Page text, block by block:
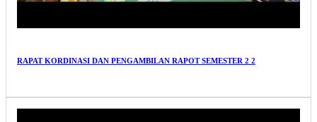
RAPAT KORDINASI DAN PENGAMBILAN RAPOT SEMESTER 2 2